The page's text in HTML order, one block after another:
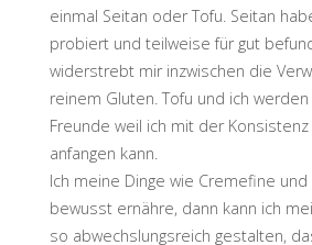
einmal Seitan oder Tofu. Seitan
probiert und teilweise für gut
widerstrebt mir inzwischen die
reinem Gluten. Tofu und ich
Freunde weil ich mit der
anfangen kann.
Ich meine Dinge wie Cremefine und
bewusst ernähre, dann kann ich
so abwechslungsreich gestalten,